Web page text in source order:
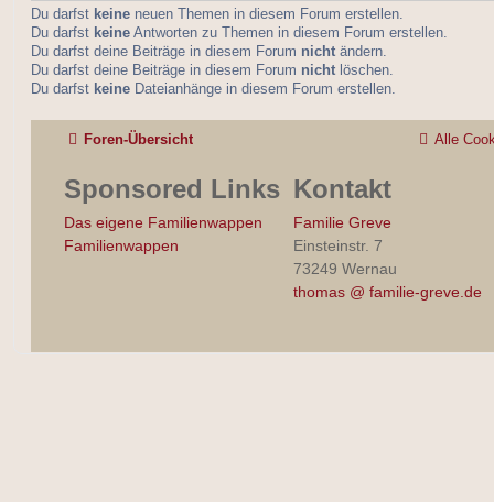
Du darfst keine neuen Themen in diesem Forum erstellen.
Du darfst keine Antworten zu Themen in diesem Forum erstellen.
Du darfst deine Beiträge in diesem Forum nicht ändern.
Du darfst deine Beiträge in diesem Forum nicht löschen.
Du darfst keine Dateianhänge in diesem Forum erstellen.
Foren-Übersicht Alle
Sponsored Links
Das eigene Familienwappen
Familienwappen
Kontakt
Familie Greve
Einsteinstr. 7
73249 Wernau
thomas @ familie-greve.de